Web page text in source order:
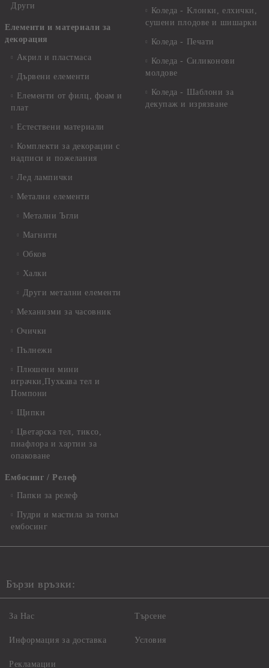
Други
Елементи и материали за
декорация
Акрил и пластмаса
Дървени елементи
Елементи от филц, фоам и
плат
Естествени материали
Комплекти за декорации с
надписи и пожелания
Лед лампички
Метални елементи
Метални Ъгли
Магнити
Обков
Халки
Други метални елементи
Механизми за часовник
Очички
Пълнежи
Плюшени мини
играчки,Пухкава тел и
Помпони
Щипки
Цветарска тел, тиксо,
пиафлора и хартии за
опаковане
Ембосинг / Релеф
Папки за релеф
Пудри и мастила за топъл
ембосинг
Коледа - Kлонки, елхички,
сушени плодове и шишарки
Коледа - Печати
Коледа - Силиконови
молдове
Коледа - Шаблони за
декупаж и изрязване
Бързи връзки:
За Нас
Информация за доставка
Рекламации
Търсене
Условия